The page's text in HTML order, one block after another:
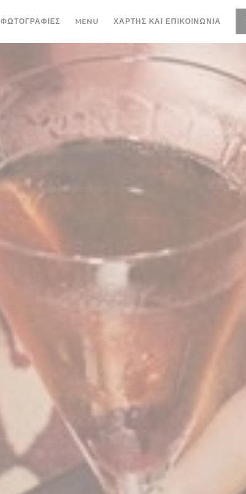
ΦΩΤΟΓΡΑΦΊΕΣ MENU ((ΑΝΟΊΓΕΙ ΣΕ ΝΈΟ ΠΑΡΆΘΥΡΟ))
ΧΆΡΤΗΣ ΚΑΙ ΕΠΙΚΟΙΝΩΝΊΑ